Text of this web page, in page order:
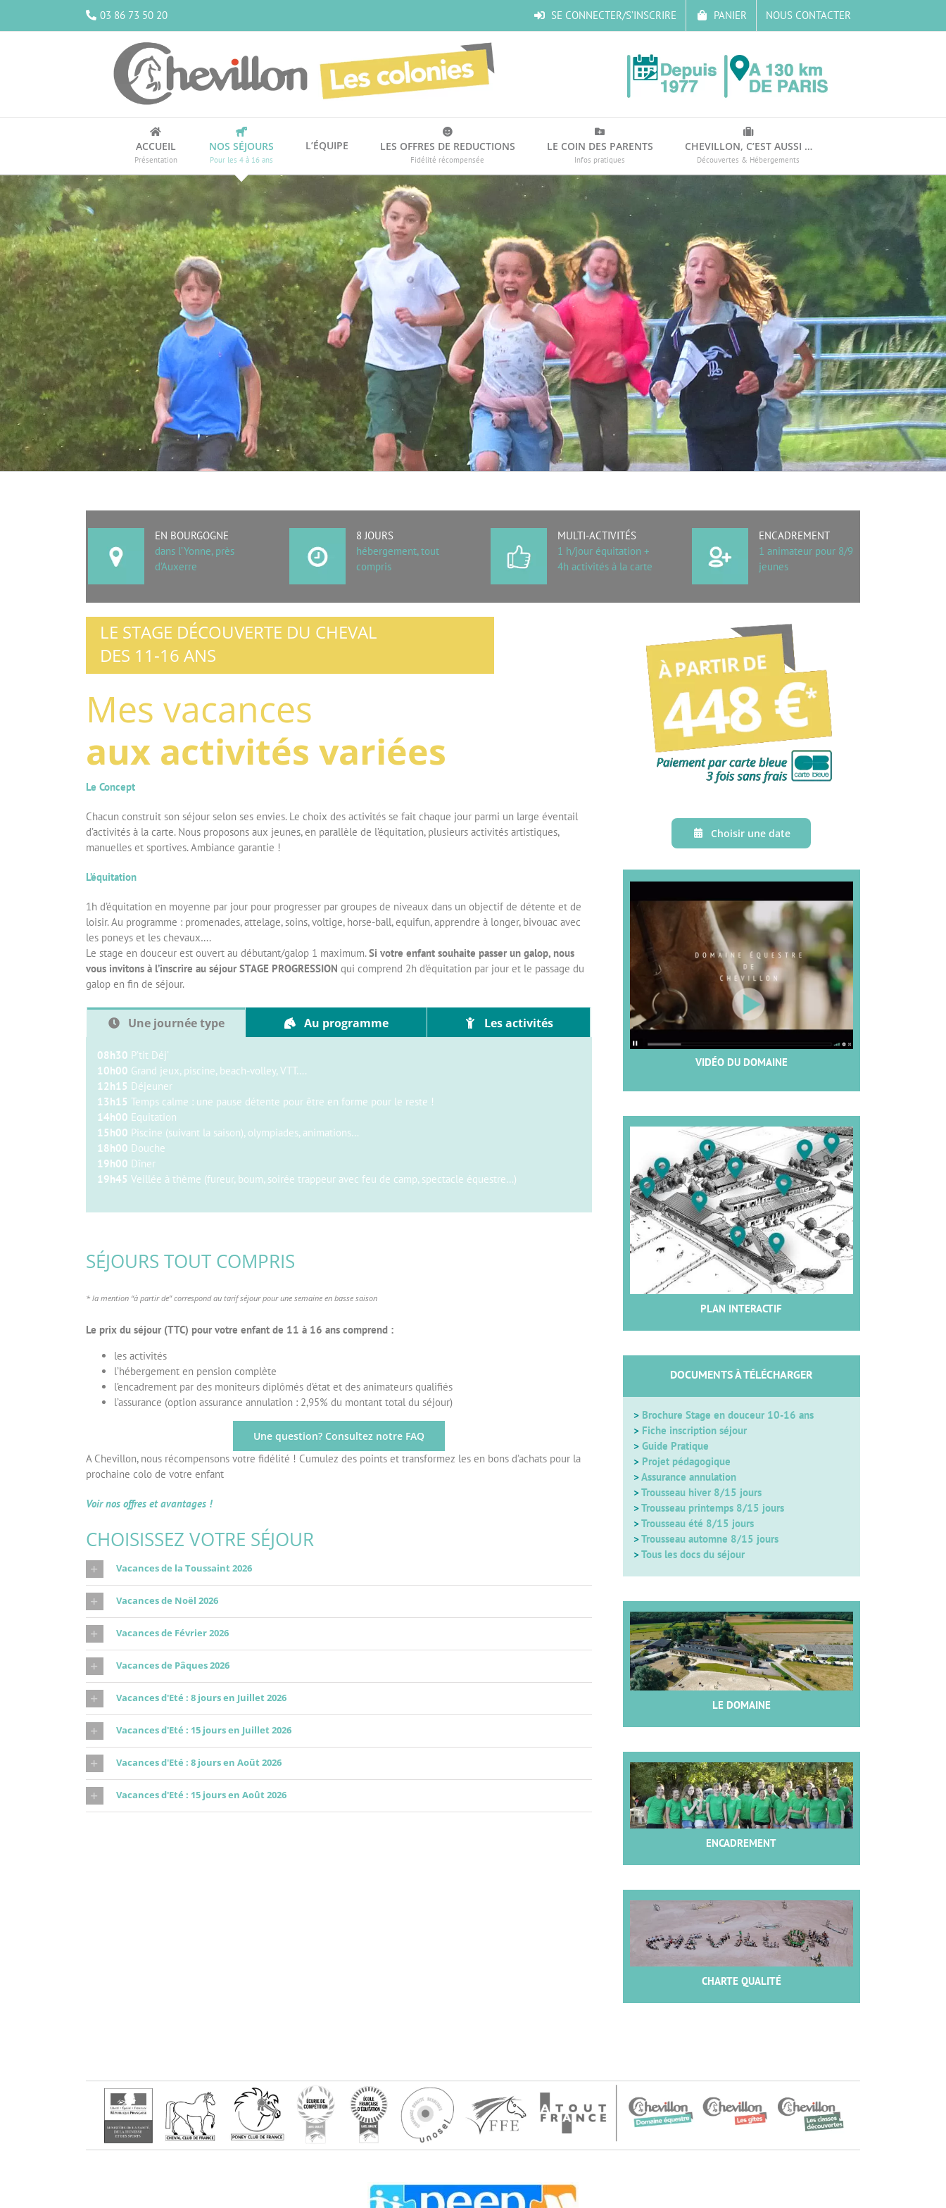
03 86 73 50 20 SE CONNECTER/S’INSCRIRE PANIER NOUS CONTACTER
ACCUEIL
Présentation
NOS SÉJOURS
Pour les 4 à 16 ans
L’ÉQUIPE LES OFFRES DE REDUCTIONS
Fidélité récompensée
LE COIN DES PARENTS
Infos pratiques
CHEVILLON, C’EST AUSSI …
Découvertes & Hébergements
EN BOURGOGNE
dans l’Yonne, près
d’Auxerre
8 JOURS
hébergement, tout
compris
MULTI-ACTIVITÉS
1 h/jour équitation +
4h activités à la carte
ENCADREMENT
1 animateur pour 8/9
jeunes
LE STAGE DÉCOUVERTE DU CHEVAL
DES 11-16 ANS
Mes vacances
aux activités variées
Le Concept
Chacun construit son séjour selon ses envies. Le choix des activités se fait chaque jour parmi un large éventail
d’activités à la carte. Nous proposons aux jeunes, en parallèle de l’équitation, plusieurs activités artistiques,
manuelles et sportives. Ambiance garantie !
L’équitation
1h d’équitation en moyenne par jour pour progresser par groupes de niveaux dans un objectif de détente et de
loisir. Au programme : promenades, attelage, soins, voltige, horse-ball, equifun, apprendre à longer, bivouac avec
les poneys et les chevaux….
Le stage en douceur est ouvert au débutant/galop 1 maximum.Si votre enfant souhaite passer un galop, nous
vous invitons à l’inscrire au séjour STAGE PROGRESSION qui comprend 2h d’équitation par jour et le passage du
galop en fin de séjour.
Une journée type Au programme Les activités
08h30 P’tit Déj’
10h00 Grand jeux, piscine, beach-volley, VTT….
12h15 Déjeuner
13h15 Temps calme : une pause détente pour être en forme pour le reste !
14h00 Equitation
15h00 Piscine (suivant la saison), olympiades, animations…
18h00 Douche
19h00 Dîner
19h45 Veillée à thème (fureur, boum, soirée trappeur avec feu de camp, spectacle équestre…)
SÉJOURS TOUT COMPRIS
* la mention “à partir de” correspond au tarif séjour pour une semaine en basse saison
Le prix du séjour (TTC) pour votre enfant de 11 à 16 ans comprend :
les activités
l’hébergement en pension complète
l’encadrement par des moniteurs diplômés d’état et des animateurs qualifiés
l’assurance (option assurance annulation : 2,95% du montant total du séjour)
Une question? Consultez notre FAQ
A Chevillon, nous récompensons votre fidélité ! Cumulez des points et transformez les en bons d’achats pour la
prochaine colo de votre enfant
Voir nos offres et avantages !
CHOISISSEZ VOTRE SÉJOUR
Vacances de la Toussaint 2026
Vacances de Noël 2026
Vacances de Février 2026
Vacances de Pâques 2026
Vacances d'Eté : 8 jours en Juillet 2026
Vacances d'Eté : 15 jours en Juillet 2026
Vacances d'Eté : 8 jours en Août 2026
Vacances d'Eté : 15 jours en Août 2026
Choisir une date
VIDÉO DU DOMAINE
PLAN INTERACTIF
DOCUMENTS À TÉLÉCHARGER
> Brochure Stage en douceur 10-16 ans
> Fiche inscription séjour
> Guide Pratique
> Projet pédagogique
>Assurance annulation
>Trousseau hiver 8/15 jours
>Trousseau printemps 8/15 jours
>Trousseau été 8/15 jours
>Trousseau automne 8/15 jours
>Tous les docs du séjour
LE DOMAINE
ENCADREMENT
CHARTE QUALITÉ